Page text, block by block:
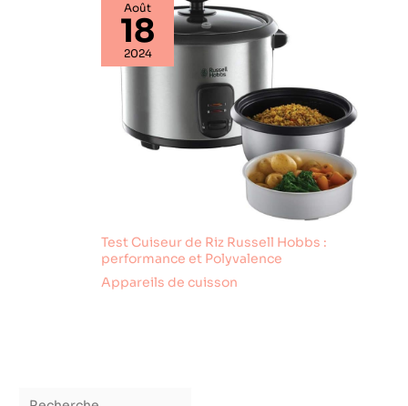
cas anormal. Le filet de
protection de l'anneau
chauffant empêche les
corps étrangers de
pénétrer.
Août
18
2024
Test Cuiseur de Riz Russell Hobbs :
performance et Polyvalence
Appareils de cuisson